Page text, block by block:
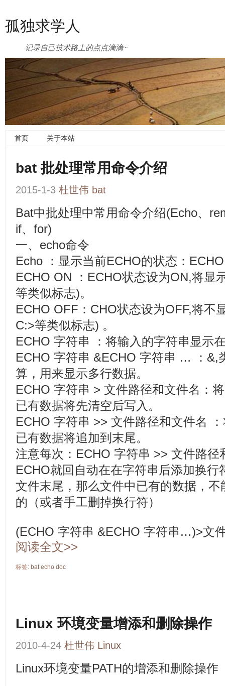
孤独求学人
记录自己技术路上的点点滴滴~
首页 关于本站
bat 批处理常用命令介绍
2015-1-3 杜世伟 bat
Bat中批处理中常用命令介绍(Echo、
if、for)
一、echo命令
Echo ：显示当前ECHO的状态：
ECHO ON ：ECHO状态设为ON,将显
等类似标志)。
ECHO OFF：CHO状态设为OFF,将不
C:>等类似标志) 。
ECHO 字符串 ：将输入的字符串显示
ECHO 字符串 &ECHO 字符串 … ：&,
算，用来显示多行数据。
ECHO 字符串 > 文件路径和文件名：
已有数据将先清空后写入。
ECHO 字符串 >> 文件路径和文件名
已有数据将追加到末尾。
注意每次：ECHO 字符串 >> 文件路径
ECHO就回自动在在字符串后添加换行
文件末尾，那么文件中已有的数据，
的（或者手工删掉换行符）
(ECHO 字符串 &ECHO 字符串…)>文
阅读全文>>
标签: bat echo doc
Linux 环境变量增添和删除操作
2010-4-24 杜世伟 Linux
Linux环境变量PATH的增添和删除操作